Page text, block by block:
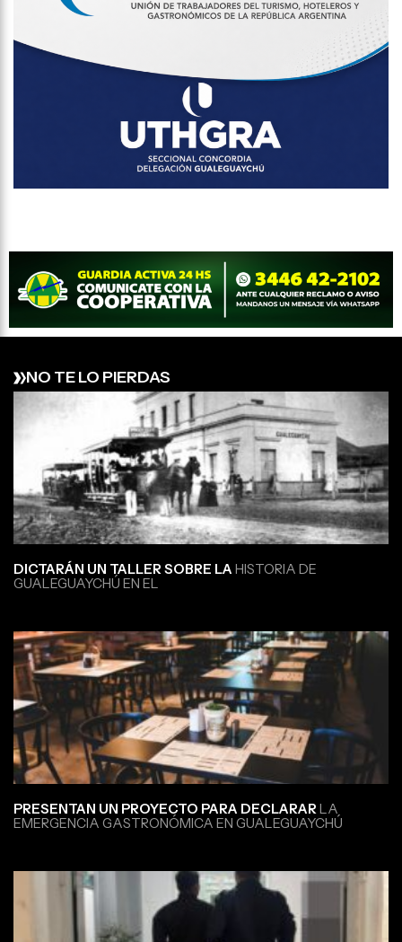
NO TE LO PIERDAS
DICTARÁN UN TALLER SOBRE LA HISTORIA DE
GUALEGUAYCHÚ EN EL
PRESENTAN UN PROYECTO PARA DECLARARLA
EMERGENCIA GASTRONÓMICA EN GUALEGUAYCHÚ